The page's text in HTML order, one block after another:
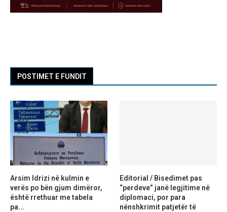
POSTIMET E FUNDIT
Arsim Idrizi në kulmin e
verës po bën gjum dimëror,
është rrethuar me tabela
pa...
Editorial / Bisedimet pas
“perdeve” janë legjitime në
diplomaci, por para
nënshkrimit patjetër të